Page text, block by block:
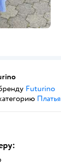
Futurino
Платья